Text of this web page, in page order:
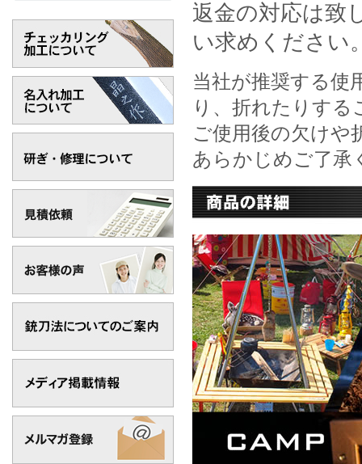
返金の対応は致
い求めください
当社が推奨する使
り、折れたりす
ご使用後の欠けや
あらかじめご了承